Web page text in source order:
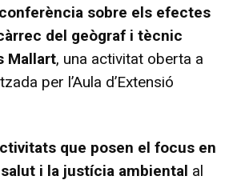
conferència sobre els efectes
del geògraf i tècnic
Mallart, una activitat oberta a
per l’Aula d’Extensió
que posen el focus en
i la justícia ambiental al